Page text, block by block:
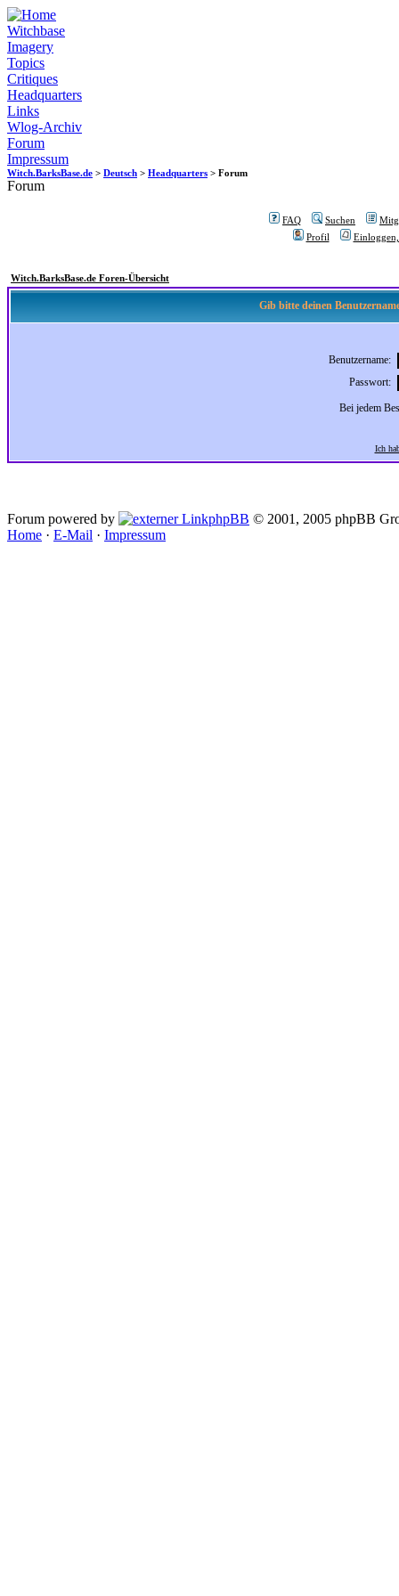
Witchbase
Imagery
Topics
Critiques
Headquarters
Links
Wlog-Archiv
Forum
Impressum
Witch.BarksBase.de > Deutsch > Headquarters > Forum
Forum
FAQ Suchen
Profil
Witch.BarksBase.de Foren-Übersicht
Gib bitte deinen
Benutzername:
Passwort:
Bei jedem
Ich
Forum powered by phpBB © 2001, 2005 phpBB
Home · E-Mail · Impressum